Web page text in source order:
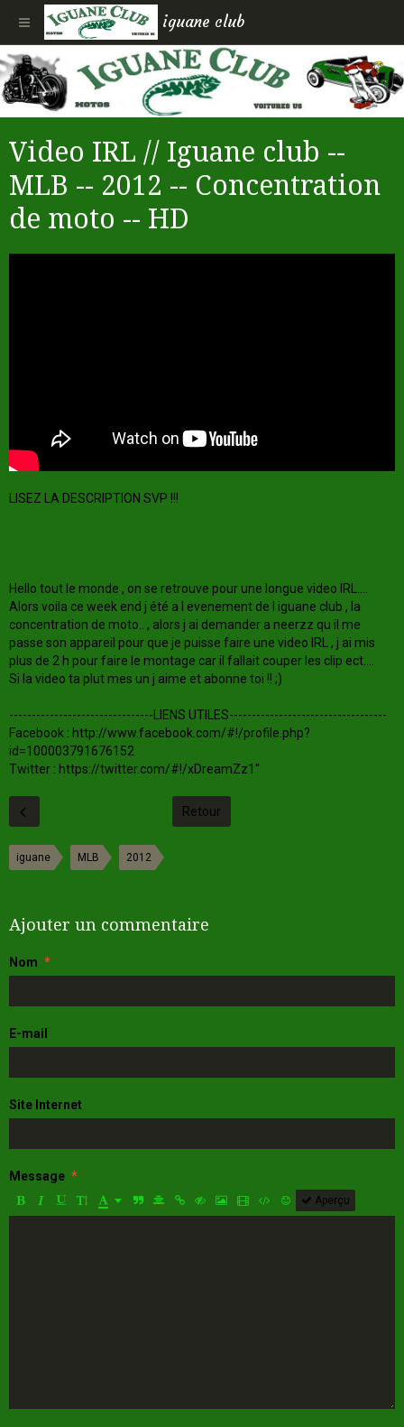
iguane club
Video IRL // Iguane club --
MLB -- 2012 -- Concentration
de moto -- HD
LISEZ LA DESCRIPTION SVP !!!
Hello tout le monde , on se retrouve pour une longue video IRL....
Alors voila ce week end j été a l evenement de l iguane club , la
concentration de moto.. , alors j ai demander a neerzz qu il me
passe son appareil pour que je puisse faire une video IRL , j ai mis
plus de 2 h pour faire le montage car il fallait couper les clip ect....
Si la video ta plut mes un j aime et abonne toi !! ;)
--------------------------------LIENS UTILES-----------------------------------
Facebook : http://www.facebook.com/#!/profile.php?
id=100003791676152
Twitter : https://twitter.com/#!/xDreamZz1"
Retour
iguane MLB 2012
Ajouter un commentaire
Nom
E-mail
Site Internet
Message
Aperçu